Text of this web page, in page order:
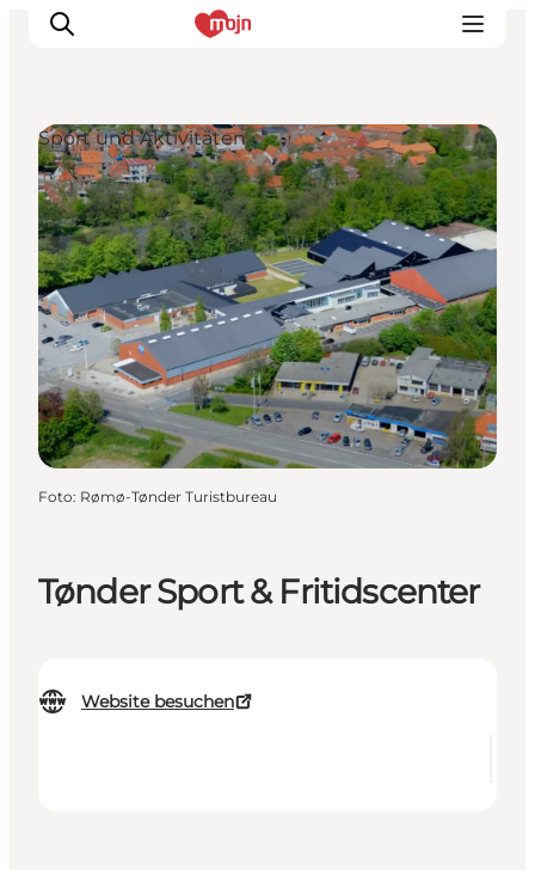
Erlebnisse
Städte und Regionen
Events
Übernachtung
Plane deine Reise
Booking
Tønder Sport & Fritidscenter
Website besuchen
Sport und Aktivitäten
Foto: Rømø-Tønder Turistbureau